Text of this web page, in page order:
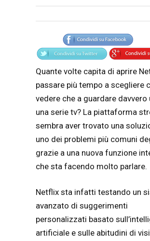
Articolo
Testo articolo principale
Quante volte capita di aprire
passare più tempo a scegliere
vedere che a guardare davvero
una serie tv? La piattaforma
sembra aver trovato una
uno dei problemi più comuni
grazie a una nuova funzione
che sta facendo molto parlare.
Netflix sta infatti testando un
avanzato di suggerimenti
personalizzati basato
artificiale e sulle abitudini di